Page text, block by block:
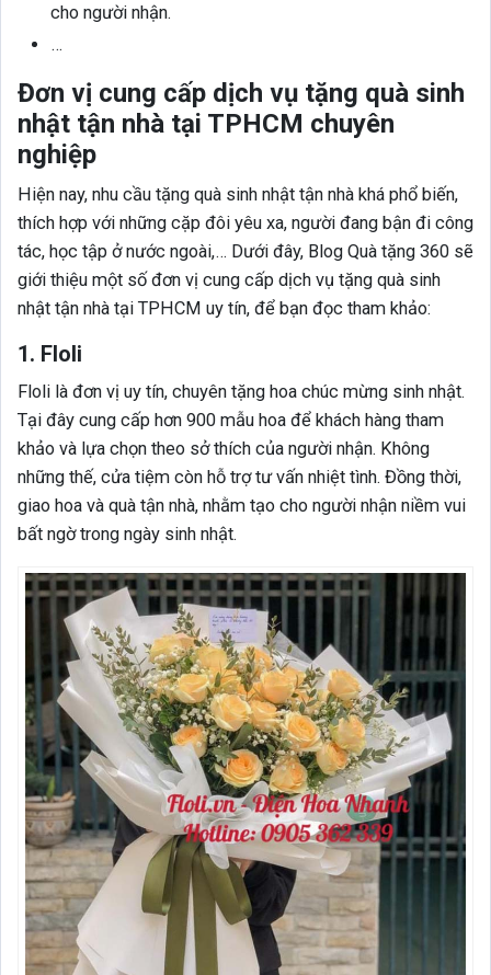
cho người nhận.
…
Đơn vị cung cấp dịch vụ tặng quà sinh
nhật tận nhà tại TPHCM chuyên
nghiệp
Hiện nay, nhu cầu tặng quà sinh nhật tận nhà khá phổ biến,
thích hợp với những cặp đôi yêu xa, người đang bận đi công
tác, học tập ở nước ngoài,… Dưới đây, Blog Quà tặng 360 sẽ
giới thiệu một số đơn vị cung cấp dịch vụ tặng quà sinh
nhật tận nhà tại TPHCM uy tín, để bạn đọc tham khảo:
1. Floli
Floli là đơn vị uy tín, chuyên tặng hoa chúc mừng sinh nhật.
Tại đây cung cấp hơn 900 mẫu hoa để khách hàng tham
khảo và lựa chọn theo sở thích của người nhận. Không
những thế, cửa tiệm còn hỗ trợ tư vấn nhiệt tình. Đồng thời,
giao hoa và quà tận nhà, nhằm tạo cho người nhận niềm vui
bất ngờ trong ngày sinh nhật.